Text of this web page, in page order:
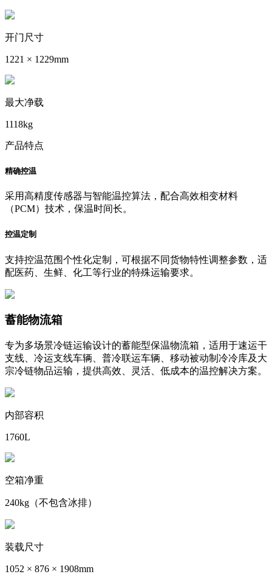
开门尺寸
1221 × 1229mm
最大净载
1118kg
产品特点
精确控温
采用高精度传感器与智能温控算法，配合高效相变材料
（PCM）技术，保温时间长。
控温定制
支持控温范围个性化定制，可根据不同货物特性调整参数，适
配医药、生鲜、化工等行业的特殊运输要求。
蓄能物流箱
专为多场景冷链运输设计的蓄能型保温物流箱，适用于速运干
支线、冷运支线车辆、普冷联运车辆、移动被动制冷冷库及大
宗冷链物品运输，提供高效、灵活、低成本的温控解决方案。
内部容积
1760L
空箱净重
240kg（不包含冰排）
装载尺寸
1052 × 876 × 1908mm